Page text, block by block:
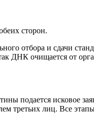
сторон.
отбора и сдачи
ДНК очищается от
подается исковое
третьих лиц. Все